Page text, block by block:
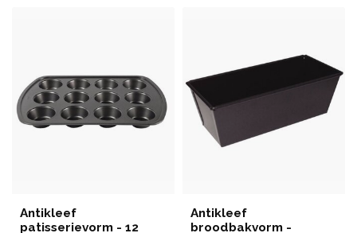
Antikleef
patisserievorm - 12
Antikleef
broodbakvorm -